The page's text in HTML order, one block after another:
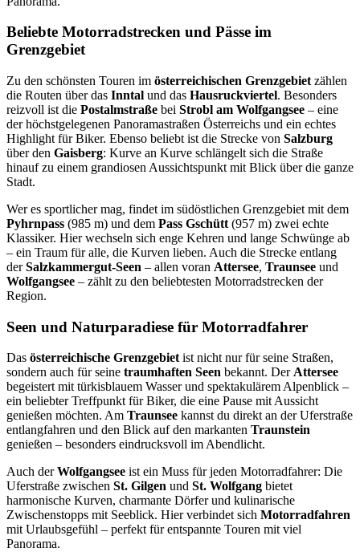
Beliebte Motorradstrecken und Pässe im
Grenzgebiet
Zu den schönsten Touren im österreichischen Grenzgebiet zählen
die Routen über das Inntal und das Hausruckviertel. Besonders
reizvoll ist die Postalmstraße bei Strobl am Wolfgangsee – eine
der höchstgelegenen Panoramastraßen Österreichs und ein echtes
Highlight für Biker. Ebenso beliebt ist die Strecke von Salzburg
über den Gaisberg: Kurve an Kurve schlängelt sich die Straße
hinauf zu einem grandiosen Aussichtspunkt mit Blick über die ganze
Stadt.
Wer es sportlicher mag, findet im südöstlichen Grenzgebiet mit dem
Pyhrnpass (985 m) und dem Pass Gschütt (957 m) zwei echte
Klassiker. Hier wechseln sich enge Kehren und lange Schwünge ab
– ein Traum für alle, die Kurven lieben. Auch die Strecke entlang
derSalzkammergut-Seen – allen voran Attersee, Traunsee und
Wolfgangsee – zählt zu den beliebtesten Motorradstrecken der
Region.
Seen und Naturparadiese für Motorradfahrer
Das österreichische Grenzgebiet ist nicht nur für seine Straßen,
sondern auch für seine traumhaften Seen bekannt. Der Attersee
begeistert mit türkisblauem Wasser und spektakulärem Alpenblick –
ein beliebter Treffpunkt für Biker, die eine Pause mit Aussicht
genießen möchten. Am Traunsee kannst du direkt an der Uferstraße
entlangfahren und den Blick auf den markanten Traunstein
genießen – besonders eindrucksvoll im Abendlicht.
Auch derWolfgangsee ist ein Muss für jeden Motorradfahrer: Die
Uferstraße zwischen St. Gilgen und St. Wolfgang bietet
harmonische Kurven, charmante Dörfer und kulinarische
Zwischenstopps mit Seeblick. Hier verbindet sich Motorradfahren
mit Urlaubsgefühl – perfekt für entspannte Touren mit viel
Panorama.